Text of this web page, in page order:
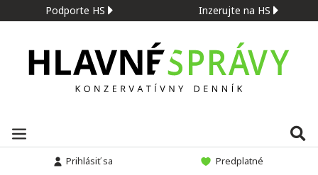
Podporte HS Inzerujte na HS
Prihlásiť sa Predplatné